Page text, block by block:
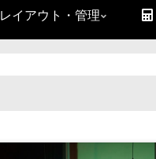
レイアウト・管理